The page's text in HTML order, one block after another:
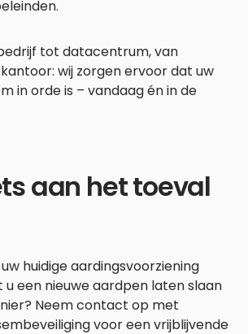
tot datacentrum, van
wij zorgen ervoor dat uw
in orde is – vandaag én in de
aan het toeval
huidige aardingsvoorziening
u een nieuwe aardpen laten slaan
Neem contact op met
voor een vrijblijvende